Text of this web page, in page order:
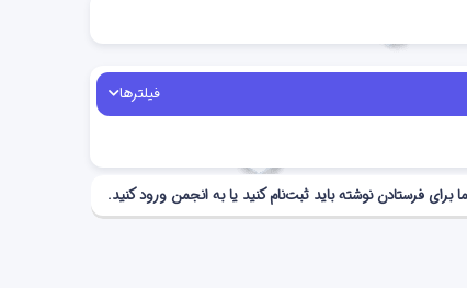
فیلترها
برای فرستادن نوشته باید ثبت‌نام کنید یا به انجمن ورود کنید.